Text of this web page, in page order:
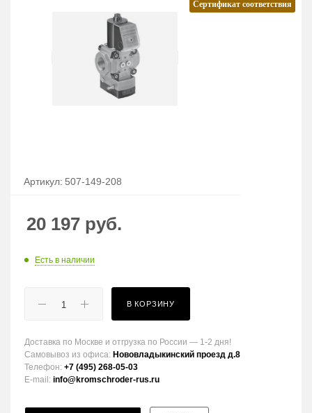
Сертификат соответствия
Артикул: 507-149-208
20 197 руб.
Есть в наличии
В КОРЗИНУ
Доставка по Москве и отгрузка по России — 1-2 дня!
Самовывоз из офиса: Нововладыкинский проезд д.8
Телефон: +7 (495) 268-05-03
E-mail: info@kromschroder-rus.ru